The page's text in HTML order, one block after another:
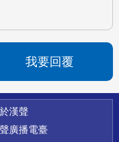
我要回覆
漢聲
廣播電臺